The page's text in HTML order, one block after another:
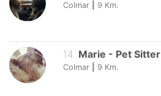
Colmar 9 Km.
14 Marie - Pet Sitter
Colmar 9 Km.